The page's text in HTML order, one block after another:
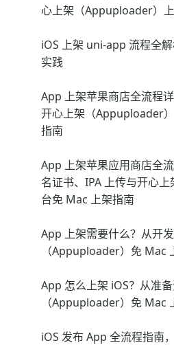
心上架（Appuploader）
iOS 上架 uni-app 流程全
实践
App 上架苹果商店全流程
开心上架（Appuploader
指南
App 上架苹果应用商店全
名证书、IPA 上传与开心
台免 Mac 上架指南
App 上架需要什么？从开
（Appuploader）免 Mac
App 怎么上架 iOS？从准
（Appuploader）免 Mac
iOS 发布 App 全流程指南